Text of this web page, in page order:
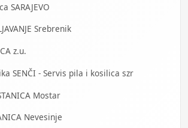
SARAJEVO
Srebrenik
z.u.
SENČI - Servis pila i kosilica szr
Mostar
Nevesinje